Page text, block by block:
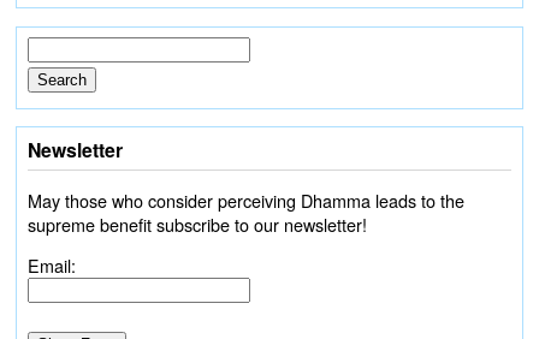
Newsletter
May those who consider perceiving Dhamma leads to the
supreme benefit subscribe to our newsletter!
Email: